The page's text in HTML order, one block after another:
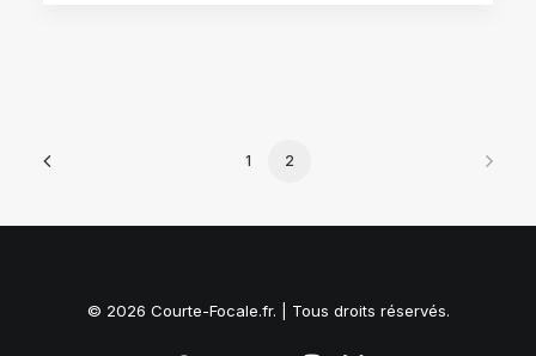
1 2
© 2026 Courte-Focale.fr. | Tous droits réservés.